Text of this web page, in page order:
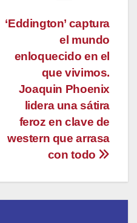
‘Eddington’ captura
el mundo
enloquecido en el
que vivimos.
Joaquin Phoenix
lidera una sátira
feroz en clave de
western que arrasa
con todo